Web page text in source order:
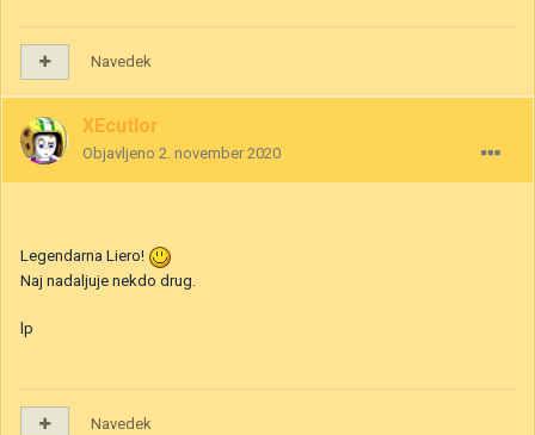
Navedek
XEcutIor
Objavljeno 2. november 2020
Legendarna Liero!
Naj nadaljuje nekdo drug.
lp
Navedek